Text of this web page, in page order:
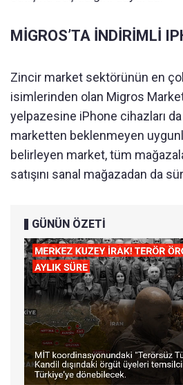
MİGROS’TA İNDİRİMLİ
Zincir market sektörünün en
isimlerinden olan Migros
yelpazesine iPhone cihazları
marketten beklenmeyen
belirleyen market, tüm
satışını sanal mağazadan da
GÜNÜN ÖZETİ